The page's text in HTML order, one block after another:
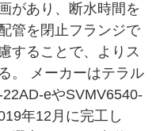
があり、断水時間を
管を閉止フランジで
することで、よりス
。 メーカーはテラル
eやSVMV6540-
年12月に完工し